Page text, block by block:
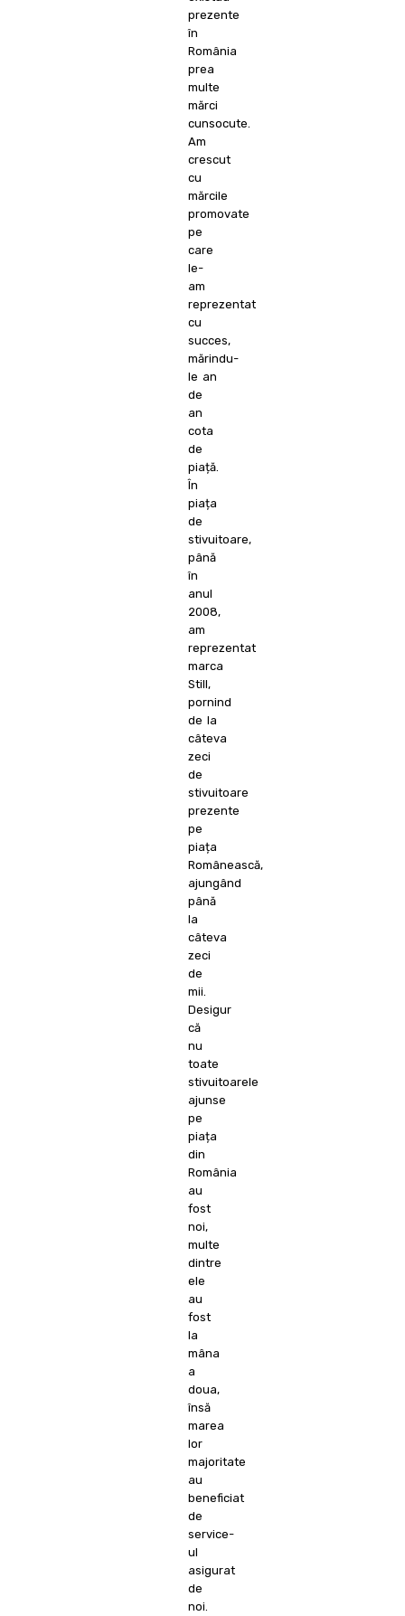
prezente
în
România
prea
multe
mărci
cunsocute.
Am
crescut
cu
mărcile
promovate
pe
care
le-
am
reprezentat
cu
succes,
mărindu-
le an
de
an
cota
de
piață.
În
piața
de
stivuitoare,
până
în
anul
2008,
am
reprezentat
marca
Still,
pornind
de la
câteva
zeci
de
stivuitoare
prezente
pe
piața
Românească,
ajungând
până
la
câteva
zeci
de
mii.
Desigur
că
nu
toate
stivuitoarele
ajunse
pe
piața
din
România
au
fost
noi,
multe
dintre
ele
au
fost
la
mâna
a
doua,
însă
marea
lor
majoritate
au
beneficiat
de
service-
ul
asigurat
de
noi.